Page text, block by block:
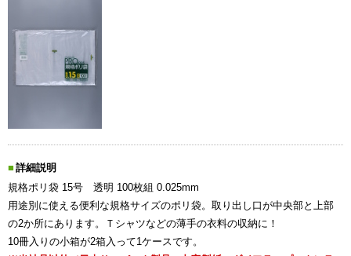
詳細説明
規格ポリ袋 15号 透明 100枚組 0.025mm
用途別に使える便利な規格サイズのポリ袋。取り出し口が中央部と上部
の2か所にあります。Ｔシャツなどの薄手の衣料の収納に！
10冊入りの小箱が2箱入って1ケースです。